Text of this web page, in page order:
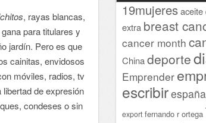
, rayas blancas,
para titulares y
jardín. Pero es que
cainitas, envidosos
móviles, radios, tv
de expresión
condeses o sin
19mujeresaceite
extra breast
cancer month
Chinadeporte
Emprender
escribirespaña
export fernando r ortega